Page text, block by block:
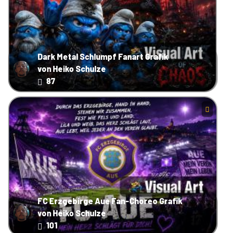
Dark Metal Schlumpf Fanart Grafik
von Heiko Schulze
87
FC Erzgebirge Aue Fan-Choreo Grafik
von Heiko Schulze
101